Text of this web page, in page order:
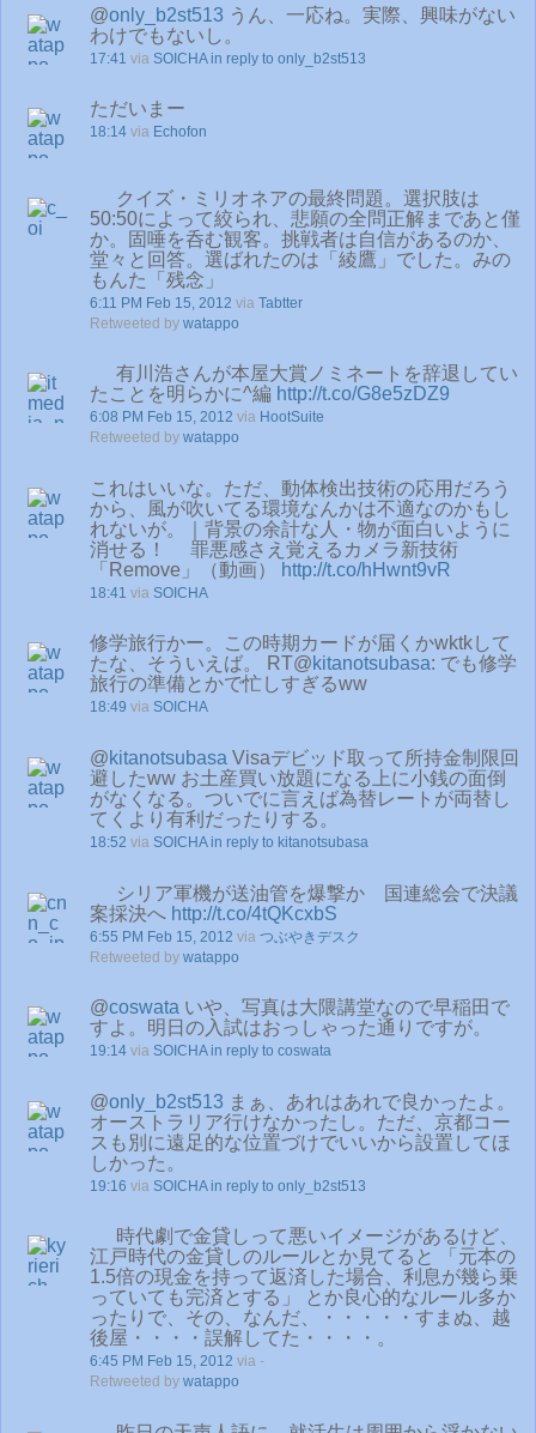
@only_b2st513 うん、一応ね。実際、興味がない
わけでもないし。
17:41 via SOICHA in reply to only_b2st513
ただいまー
18:14 via Echofon
クイズ・ミリオネアの最終問題。選択肢は
50:50によって絞られ、悲願の全問正解まであと僅
か。固唾を呑む観客。挑戦者は自信があるのか、
堂々と回答。選ばれたのは「綾鷹」でした。みの
もんた「残念」
6:11 PM Feb 15, 2012 via Tabtter
Retweeted by watappo
有川浩さんが本屋大賞ノミネートを辞退してい
たことを明らかに^編 http://t.co/G8e5zDZ9
6:08 PM Feb 15, 2012 via HootSuite
Retweeted by watappo
これはいいな。ただ、動体検出技術の応用だろう
から、風が吹いてる環境なんかは不適なのかもし
れないが。｜背景の余計な人・物が面白いように
消せる！ 罪悪感さえ覚えるカメラ新技術
「Remove」（動画）
http://t.co/hHwnt9vR
18:41 via SOICHA
修学旅行かー。この時期カードが届くかwktkして
たな、そういえば。 RT@kitanotsubasa: でも修学
旅行の準備とかで忙しすぎるww
18:49 via SOICHA
@kitanotsubasa Visaデビッド取って所持金制限回
避したww お土産買い放題になる上に小銭の面倒
がなくなる。ついでに言えば為替レートが両替し
てくより有利だったりする。
18:52 via SOICHA in reply to kitanotsubasa
シリア軍機が送油管を爆撃か 国連総会で決議
案採決へ http://t.co/4tQKcxbS
6:55 PM Feb 15, 2012 via つぶやきデスク
Retweeted by watappo
@coswata いや、写真は大隈講堂なので早稲田で
すよ。明日の入試はおっしゃった通りですが。
19:14 via SOICHA in reply to coswata
@only_b2st513 まぁ、あれはあれで良かったよ。
オーストラリア行けなかったし。ただ、京都コー
スも別に遠足的な位置づけでいいから設置してほ
しかった。
19:16 via SOICHA in reply to only_b2st513
時代劇で金貸しって悪いイメージがあるけど、
江戸時代の金貸しのルールとか見てると 「元本の
1.5倍の現金を持って返済した場合、利息が幾ら乗
っていても完済とする」 とか良心的なルール多か
ったりで、その、なんだ、・・・・・すまぬ、越
後屋・・・・誤解してた・・・・。
6:45 PM Feb 15, 2012 via -
Retweeted by watappo